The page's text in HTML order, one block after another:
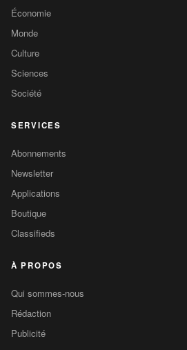
Économie
Monde
Culture
Sciences
Société
SERVICES
Abonnements
Newsletter
Applications
Boutique
Classifieds
À PROPOS
Qui sommes-nous
Rédaction
Publicité